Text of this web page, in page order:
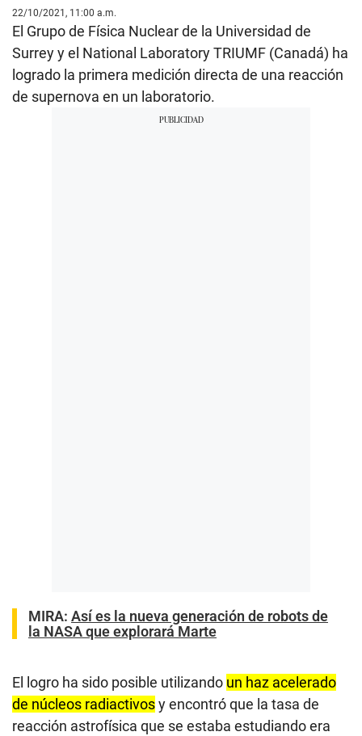
22/10/2021, 11:00 a.m.
El Grupo de Física Nuclear de la Universidad de
Surrey y el National Laboratory TRIUMF (Canadá) ha
logrado la primera medición directa de una reacción
de supernova en un laboratorio.
MIRA: Así es la nueva generación de robots de
la NASA que explorará Marte
El logro ha sido posible utilizando un haz acelerado
de núcleos radiactivosy encontró que la tasa de
reacción astrofísica que se estaba estudiando era